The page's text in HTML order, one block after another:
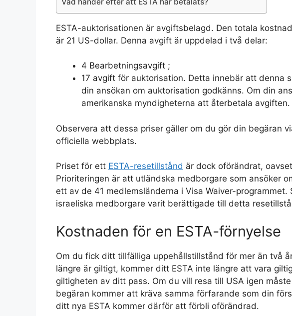
ESTA-auktorisationen är avgiftsbelagd. Den totala
är 21 US-dollar. Denna avgift är uppdelad i två delar:
4 Bearbetningsavgift ;
17 avgift för auktorisation. Detta innebär att denna
din ansökan om auktorisation godkänns. Om din
amerikanska myndigheterna att återbetala avgiften.
Observera att dessa priser gäller om du gör din begäran
officiella webbplats.
Priset för ett ESTA-resetillstånd är dock oförändrat,
Prioriteringen är att utländska medborgare som ansöker
ett av de 41 medlemsländerna i Visa Waiver-
israeliska medborgare varit berättigade till detta
Kostnaden för en ESTA-förnyelse
Om du fick ditt tillfälliga uppehållstillstånd för mer än två
längre är giltigt, kommer ditt ESTA inte längre att vara
giltigheten av ditt pass. Om du vill resa till USA igen
begäran kommer att kräva samma förfarande som din
ditt nya ESTA kommer därför att förbli oförändrad.